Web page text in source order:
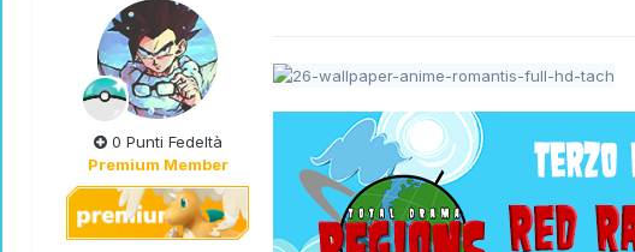
0 Punti Fedeltà
Premium Member